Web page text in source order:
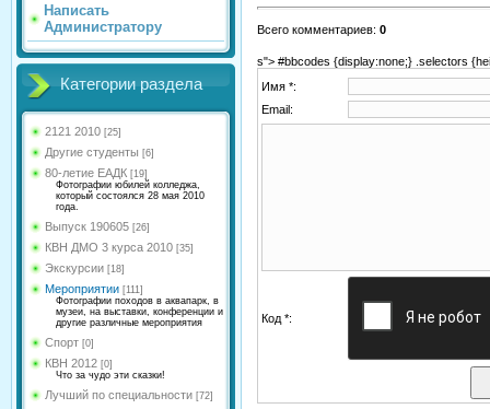
Написать
Администратору
Категории раздела
2121 2010 [25]
Другие студенты [6]
80-летие ЕАДК [19]
Фотографии юбилей колледжа,
который состоялся 28 мая 2010
года.
Выпуск 190605 [26]
КВН ДМО 3 курса 2010 [35]
Экскурсии [18]
Мероприятии [111]
Фотографии походов в аквапарк, в
музеи, на выставки, конференции и
другие различные мероприятия
Спорт [0]
КВН 2012 [0]
Что за чудо эти сказки!
Лучший по специальности [72]
Всего комментариев: 0
s"> #bbcodes {display:none;} .selectors
Имя *:
Email:
Код *: